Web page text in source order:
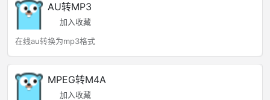
AU转MP3
加入收藏
在线au转换为mp3格式
MPEG转M4A
加入收藏